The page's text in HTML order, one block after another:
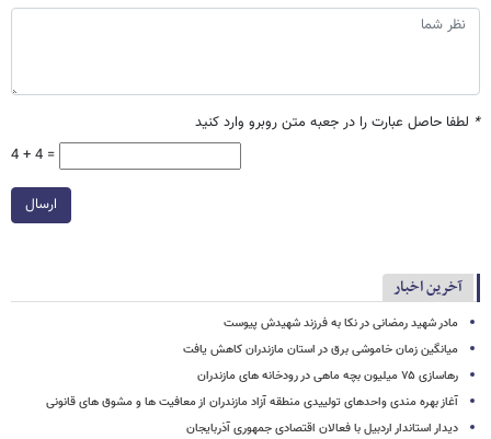
* لطفا حاصل عبارت را در جعبه متن روبرو وارد کنید
4 + 4 =
ارسال
آخرین اخبار
مادر شهید رمضانی در نکا به فرزند شهیدش پیوست
میانگین زمان خاموشی برق در استان مازندران کاهش یافت
رهاسازی ۷۵ میلیون بچه ماهی در رودخانه های مازندران
آغاز بهره مندی واحدهای تولییدی منطقه آزاد مازندران از معافیت ها و مشوق های قانونی
دیدار استاندار اردبیل با فعالان اقتصادی جمهوری آذربایجان